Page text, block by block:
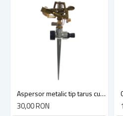
Aspersor metalic tip tarus cu impuls, 5 bar, raza 12 m, 452 mp
30,00 RON